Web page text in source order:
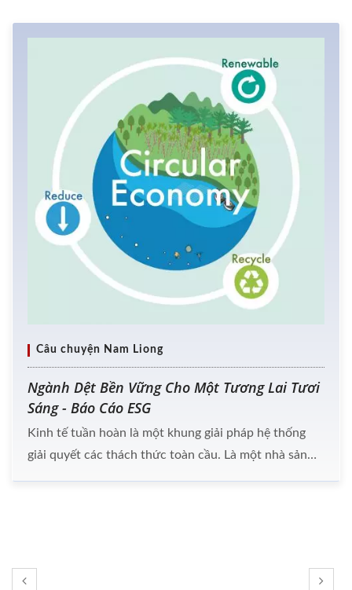
Câu chuyện Nam Liong
Ngành Dệt Bền Vững Cho Một Tương Lai Tươi
Sáng - Báo Cáo ESG
Kinh tế tuần hoàn là một khung giải pháp hệ thống
giải quyết các thách thức toàn cầu. Là một nhà sản
như một công cụ giao tiếp giữa Nam Liong và các bên